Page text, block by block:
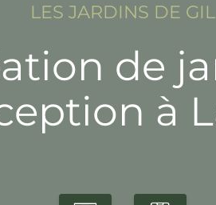
LES JARDINS DE GIL
de
à